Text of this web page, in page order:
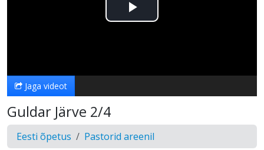
Esita
Jaga videot
Guldar Järve 2/4
Eesti õpetus Pastorid areenil